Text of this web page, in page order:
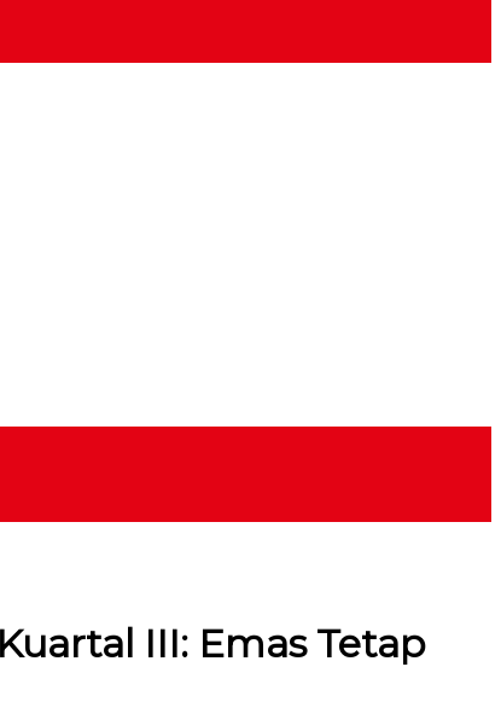
III: Emas Tetap